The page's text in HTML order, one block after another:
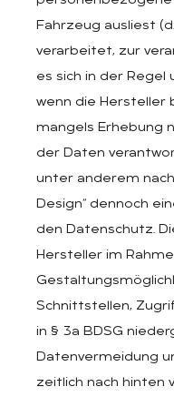
Fahrzeug ausliest
verarbeitet, zur
es sich in der Regel
wenn die Hersteller
mangels Erhebung
der Daten
unter anderem
Design“ dennoch
den Datenschutz.
Hersteller im
Schnittstellen,
in § 3a BDSG
Datenvermeidung
zeitlich nach hinten